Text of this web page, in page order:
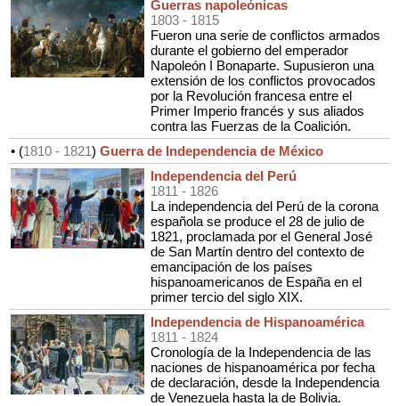
Guerras napoleónicas
1803 - 1815
Fueron una serie de conflictos armados
durante el gobierno del emperador
Napoleón I Bonaparte. Supusieron una
extensión de los conflictos provocados
por la Revolución francesa entre el
Primer Imperio francés y sus aliados
contra las Fuerzas de la Coalición.
• (1810 - 1821) Guerra de Independencia de México
Independencia del Perú
1811 - 1826
La independencia del Perú de la corona
española se produce el 28 de julio de
1821, proclamada por el General José
de San Martín dentro del contexto de
emancipación de los países
hispanoamericanos de España en el
primer tercio del siglo XIX.
Independencia de Hispanoamérica
1811 - 1824
Cronología de la Independencia de las
naciones de hispanoamérica por fecha
de declaración, desde la Independencia
de Venezuela hasta la de Bolivia.